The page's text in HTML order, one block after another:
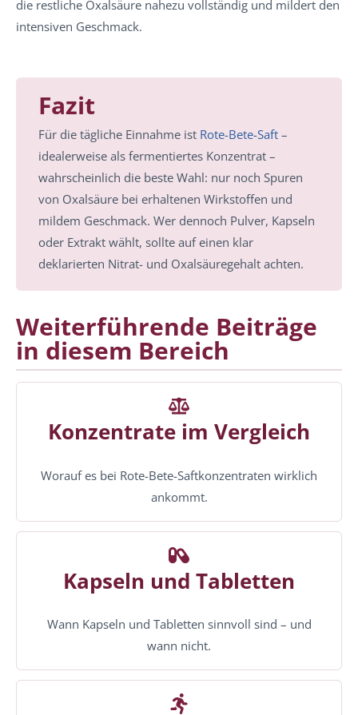
die restliche Oxalsäure nahezu vollständig und mildert den
intensiven Geschmack.
Fazit
Für die tägliche Einnahme ist Rote-Bete-Saft –
idealerweise als fermentiertes Konzentrat –
wahrscheinlich die beste Wahl: nur noch Spuren
von Oxalsäure bei erhaltenen Wirkstoffen und
mildem Geschmack. Wer dennoch Pulver, Kapseln
oder Extrakt wählt, sollte auf einen klar
deklarierten Nitrat- und Oxalsäuregehalt achten.
Weiterführende Beiträge
in diesem Bereich
Konzentrate im Vergleich
Worauf es bei Rote-Bete-Saftkonzentraten wirklich
ankommt.
Kapseln und Tabletten
Wann Kapseln und Tabletten sinnvoll sind – und
wann nicht.